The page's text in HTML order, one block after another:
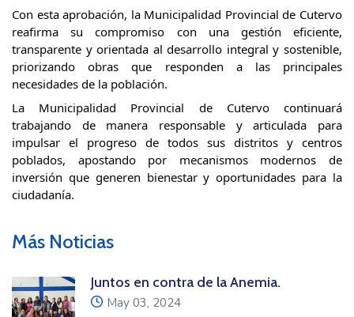
Con esta aprobación, la Municipalidad Provincial de Cutervo
reafirma su compromiso con una gestión eficiente,
transparente y orientada al desarrollo integral y sostenible,
priorizando obras que responden a las principales
necesidades de la población.
La Municipalidad Provincial de Cutervo continuará
trabajando de manera responsable y articulada para
impulsar el progreso de todos sus distritos y centros
poblados, apostando por mecanismos modernos de
inversión que generen bienestar y oportunidades para la
ciudadanía.
Más Noticias
Juntos en contra de la Anemia.
icon
May 03, 2024